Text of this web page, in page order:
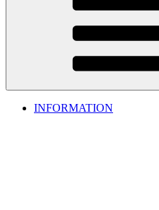
INFORMATION